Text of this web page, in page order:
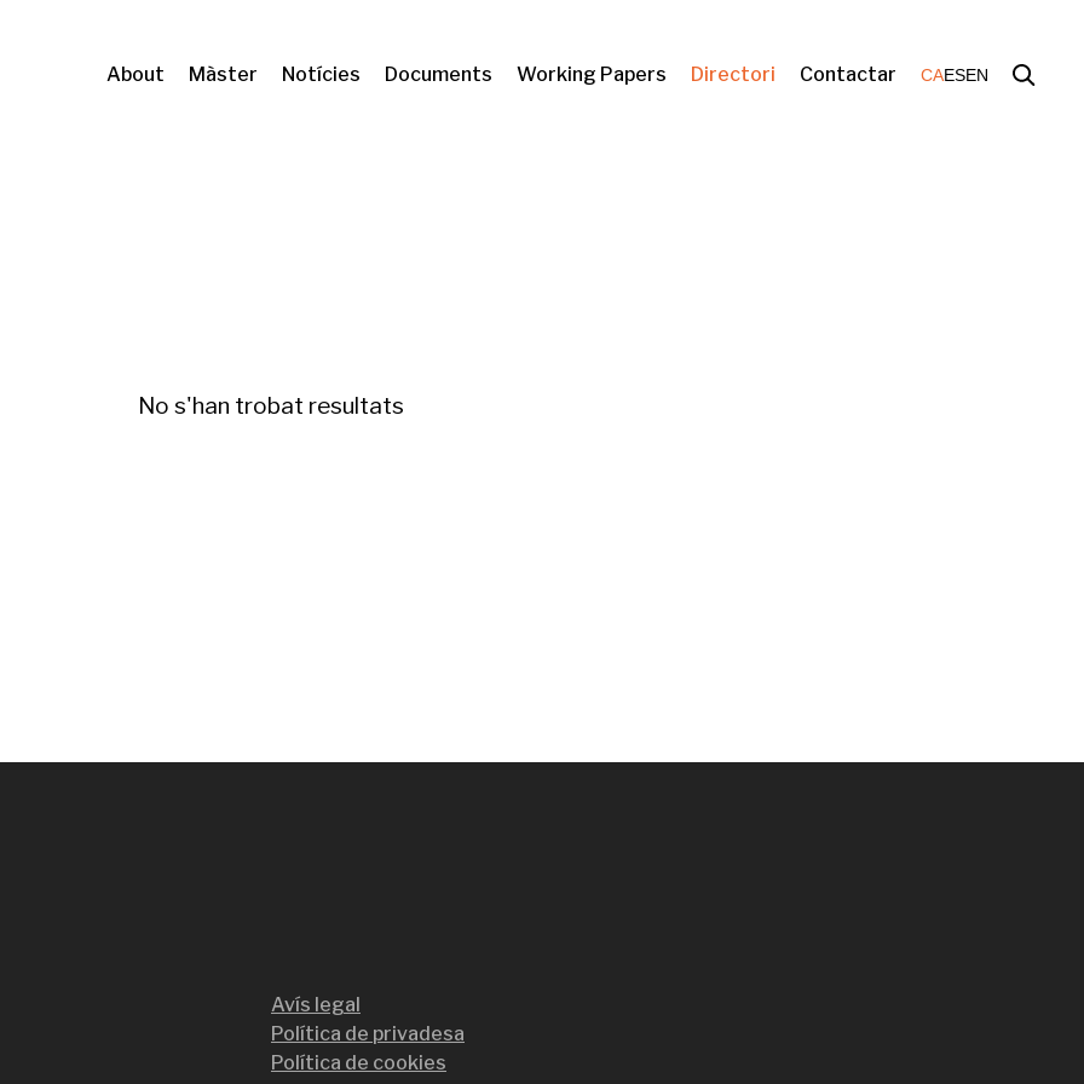
About Màster Notícies Documents Working Papers Directori Contactar CAESEN
No s'han trobat resultats
Avís legal
Política de privadesa
Política de cookies